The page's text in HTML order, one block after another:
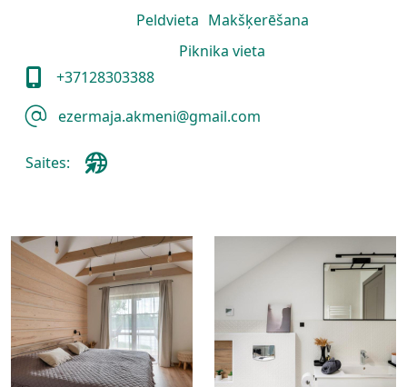
Peldvieta Makšķerēšana
Piknika vieta
+37128303388
ezermaja.akmeni@gmail.com
Saites: